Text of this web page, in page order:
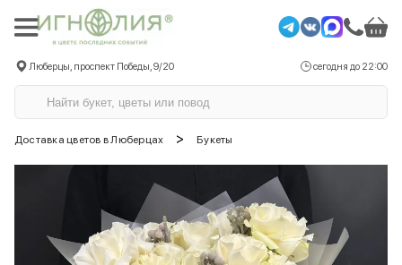
Люберцы, проспект Победы, 9/20 сегодня до 22:00
Доставка цветов в Люберцах > Букеты